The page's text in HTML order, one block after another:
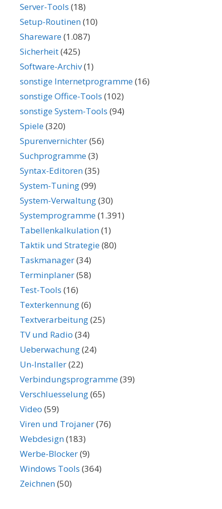
Server-Tools (18)
Setup-Routinen(10)
Shareware(1.087)
Sicherheit(425)
Software-Archiv(1)
sonstige Internetprogramme(16)
sonstige Office-Tools (102)
sonstige System-Tools (94)
Spiele(320)
Spurenvernichter(56)
Suchprogramme(3)
Syntax-Editoren(35)
System-Tuning(99)
System-Verwaltung(30)
Systemprogramme(1.391)
Tabellenkalkulation(1)
Taktik und Strategie(80)
Taskmanager(34)
Terminplaner(58)
Test-Tools (16)
Texterkennung(6)
Textverarbeitung(25)
TV und Radio (34)
Ueberwachung(24)
Un-Installer(22)
Verbindungsprogramme(39)
Verschluesselung(65)
Video (59)
Viren und Trojaner(76)
Webdesign(183)
Werbe-Blocker(9)
Windows Tools (364)
Zeichnen(50)